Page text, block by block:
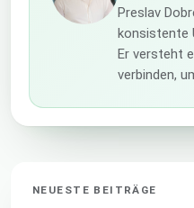
Preslav
konsistente
Er versteht
verbinden,
NEUESTE BEITRÄGE